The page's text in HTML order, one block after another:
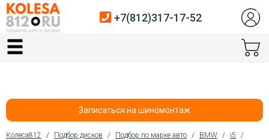
Главная
Автосервис
+7(812)317-17-52
Записаться на шиномонтаж
Колеса812 / Подбор дисков / Подбор по марке авто / BMW / i5
/